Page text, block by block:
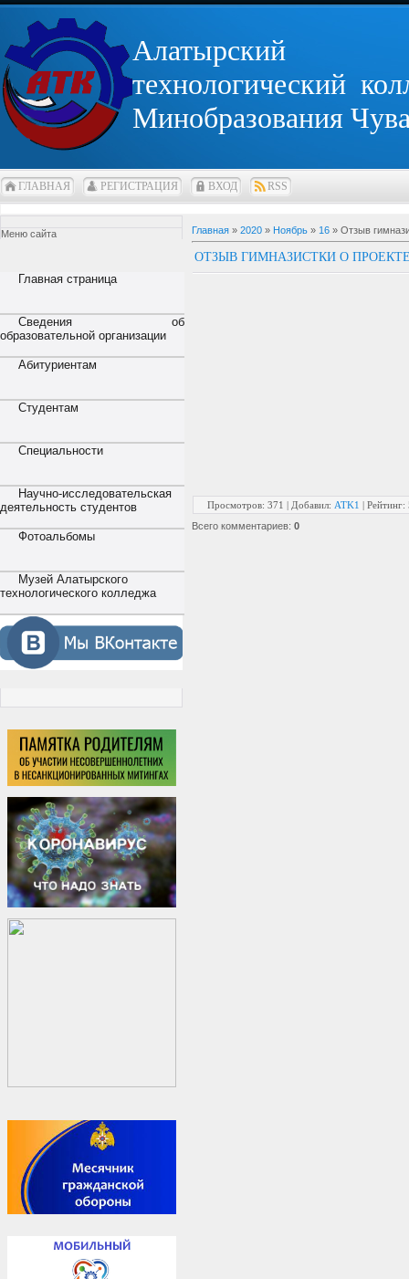
Алатырский
технологический
Минобразования
ГЛАВНАЯ РЕГИСТРАЦИЯ ВХОД RSS
Меню сайта
Главная страница
Сведения об
образовательной организации
Абитуриентам
Студентам
Специальности
Научно-исследовательская
деятельность студентов
Фотоальбомы
Музей Алатырского
технологического колледжа
Главная » 2020 » Ноябрь » 16 » Отзыв
ОТЗЫВ ГИМНАЗИСТКИ О
Просмотров: 371 | Добавил: ATK1 | Рейтинг:
Всего комментариев: 0